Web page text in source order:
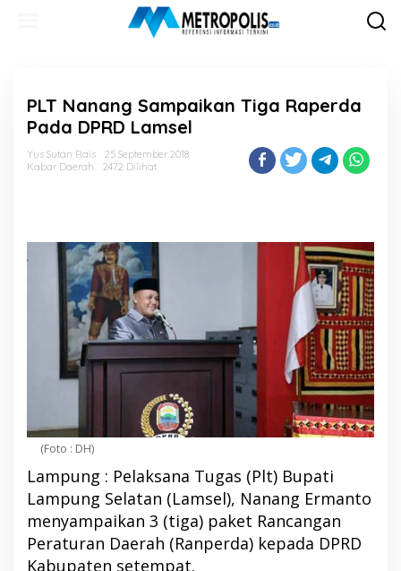
PLT Nanang Sampaikan Tiga Raperda
Pada DPRD Lamsel
Yus Sutan Rais
25 September 2018
Kabar Daerah
2472 Dilihat
(Foto : DH)
Lampung : Pelaksana Tugas (Plt) Bupati
Lampung Selatan (Lamsel), Nanang Ermanto
menyampaikan 3 (tiga) paket Rancangan
Peraturan Daerah (Ranperda) kepada DPRD
Kabupaten setempat.